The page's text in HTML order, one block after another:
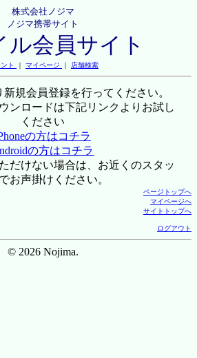
株式会社ノジマ
ノジマ携帯サイト
ル会員サイト
ト ｜ マイページ ｜ 店舗検索
新規会員登録を行ってください。
ンロードは下記リンクよりお試し
ください
の方はコチラ
の方はコチラ
だけない場合は、お近くのスタッ
お声掛けください。
ページトップへ
マイページへ
サイトトップへ
ログアウト
© 2026 Nojima.